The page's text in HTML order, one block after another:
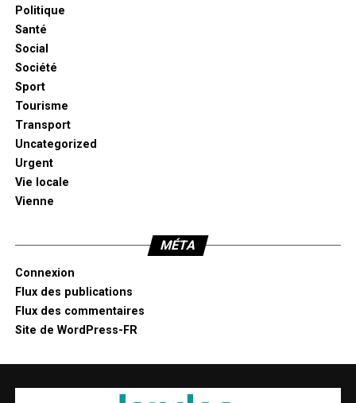
Politique
Santé
Social
Société
Sport
Tourisme
Transport
Uncategorized
Urgent
Vie locale
Vienne
MÉTA
Connexion
Flux des publications
Flux des commentaires
Site de WordPress-FR